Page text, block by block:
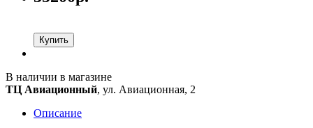
Купить
В наличии в магазине
ТЦ Авиационный, ул. Авиационная, 2
Описание